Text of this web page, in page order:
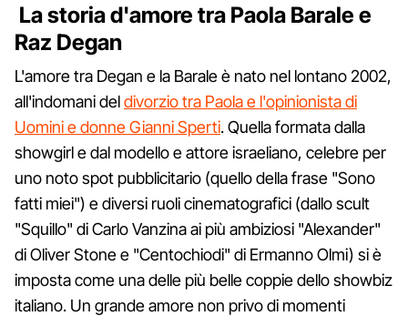
La storia d'amore tra Paola Barale e
Raz Degan
L'amore tra Degan e la Barale è nato nel lontano 2002,
all'indomani deldivorzio tra Paola e l'opinionista di
Uomini e donne Gianni Sperti. Quella formata dalla
showgirl e dal modello e attore israeliano, celebre per
uno noto spot pubblicitario (quello della frase "Sono
fatti miei") e diversi ruoli cinematografici (dallo scult
"Squillo" di Carlo Vanzina ai più ambiziosi "Alexander"
di Oliver Stone e "Centochiodi" di Ermanno Olmi) si è
imposta come una delle più belle coppie dello showbiz
italiano. Un grande amore non privo di momenti